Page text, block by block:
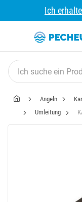
Ich
Angeln
Umleitung